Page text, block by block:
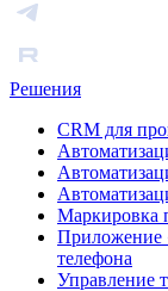
Решения
CRM для
Маркировка
Приложение
телефона
Управление